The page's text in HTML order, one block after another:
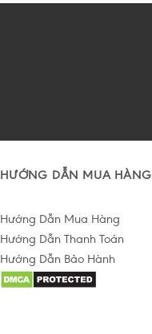
HƯỚNG DẪN MUA HÀNG
Hướng Dẫn Mua Hàng
Hướng Dẫn Thanh Toán
Hướng Dẫn Bảo Hành